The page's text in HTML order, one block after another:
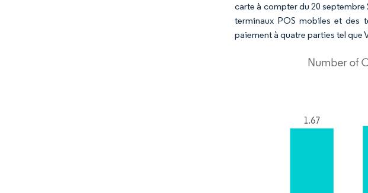
carte à compter du 20 septembre
terminaux POS mobiles et des
paiement à quatre parties tel que